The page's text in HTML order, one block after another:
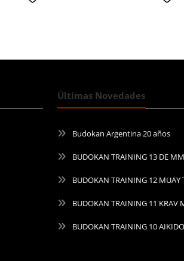
Últimas Novedades
Budokan Argentina 20 años
BUDOKAN TRAINING 13 DE
BUDOKAN TRAINING 12 MUAY
BUDOKAN TRAINING 11 KRAV
BUDOKAN TRAINING 10 AIKIDO